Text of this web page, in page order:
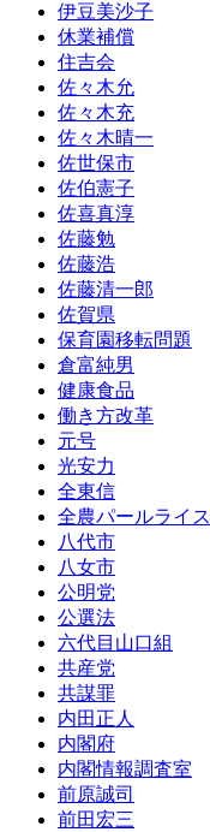
伊豆美沙子
休業補償
住吉会
佐々木允
佐々木充
佐々木晴一
佐世保市
佐伯憲子
佐喜真淳
佐藤勉
佐藤浩
佐藤清一郎
佐賀県
保育園移転問題
倉富純男
健康食品
働き方改革
元号
光安力
全東信
全農パールライス
八代市
八女市
公明党
公選法
六代目山口組
共産党
共謀罪
内田正人
内閣府
内閣情報調査室
前原誠司
前田宏三